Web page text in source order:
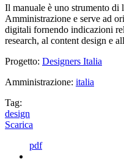
Il manuale è uno strumento di
Amministrazione e serve ad
digitali fornendo indicazioni
research, al content design e
Progetto: Designers Italia
Amministrazione: italia
Tag:
design
Scarica
pdf